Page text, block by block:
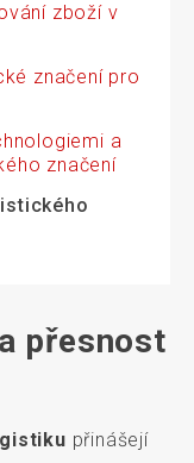
zboží v
značení pro
a
značení
přesnost
přinášejí